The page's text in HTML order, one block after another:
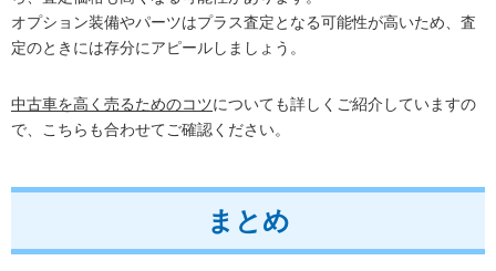
オプション装備やパーツはプラス査定となる可能性が高いため、査
定のときには存分にアピールしましょう。
中古車を高く売るためのコツについても詳しくご紹介していますの
で、こちらも合わせてご確認ください。
まとめ